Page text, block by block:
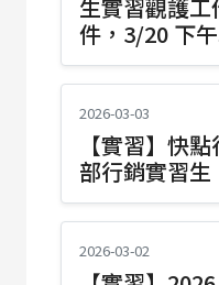
生實習觀護
件，3/20 下
2026-03-03
【實習】快
部行銷實習生
2026-03-02